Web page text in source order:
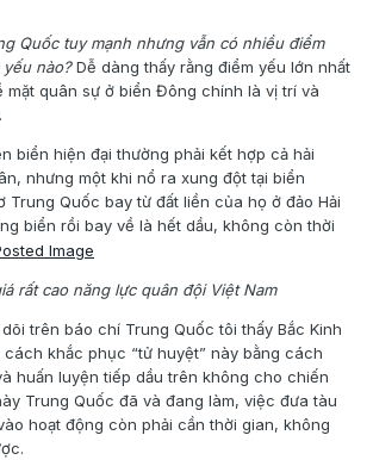
Quốc tuy mạnh nhưng vẫn có nhiều điểm
nào?Dễ dàng thấy rằng điểm yếu lớn nhất
mặt quân sự ở biển Đông chính là vị trí và
biển hiện đại thường phải kết hợp cả hải
nhưng một khi nổ ra xung đột tại biển
Trung Quốc bay từ đất liền của họ ở đảo Hải
biển rồi bay về là hết dầu, không còn thời
rất cao năng lực quân đội Việt Nam
trên báo chí Trung Quốc tôi thấy Bắc Kinh
khắc phục “tử huyệt” này bằng cách
huấn luyện tiếp dầu trên không cho chiến
Trung Quốc đã và đang làm, việc đưa tàu
hoạt động còn phải cần thời gian, không